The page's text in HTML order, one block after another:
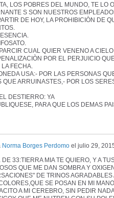
LOS POBRES DEL MUNDO, TE LO
S SON NUESTROS
DE HOY, LA PROHIBICIÒN DE
CUAL QUIER VENENO A
POR EL PERJUICIO
LA FECHA.
USA:- POR LAS PERSONAS
QUE ARRUINASTES,- POR LOS
DESTIERRO: YA
PARA QUE LOS DEMAS
Norma Borges Perdomo el julio 29,
33:TIERRA MIA TE QUIERO, Y A
QUE ME DAN SOMBRA Y
DE TRINOS
SE POSAN EN MI
A MI CEREBRO, SIN PEDIR